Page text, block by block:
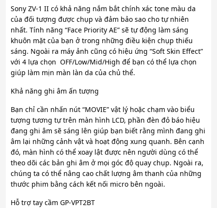
Sony ZV-1 II có khả năng nắm bắt chính xác tone màu da
của đối tượng được chụp và đảm bảo sao cho tự nhiên
nhất. Tính năng “Face Priority AE” sẽ tự động làm sáng
khuôn mặt của bạn ở trong những điều kiện chụp thiếu
sáng. Ngoài ra máy ảnh cũng có hiệu ứng “Soft Skin Effect”
với 4 lựa chọn OFF/Low/Mid/High để bạn có thể lựa chọn
giúp làm mịn màn làn da của chủ thể.
Khả năng ghi âm ấn tượng
Bạn chỉ cần nhấn nút “MOVIE” vật lý hoặc chạm vào biểu
tượng tương tự trên màn hình LCD, phần đèn đỏ báo hiệu
đang ghi âm sẽ sáng lên giúp bạn biết rằng mình đang ghi
âm lại những cảnh vật và hoạt động xung quanh. Bên cạnh
đó, màn hình có thể xoay lật được nên người dùng có thể
theo dõi các bản ghi âm ở mọi góc độ quay chụp. Ngoài ra,
chúng ta có thể nâng cao chất lượng âm thanh của những
thước phim bằng cách kết nối micro bên ngoài.
Hỗ trợ tay cầm GP-VPT2BT